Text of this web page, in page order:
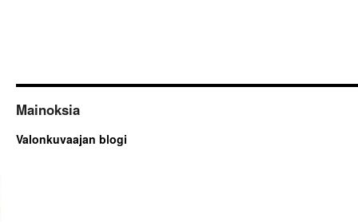
Mainoksia
Valonkuvaajan blogi